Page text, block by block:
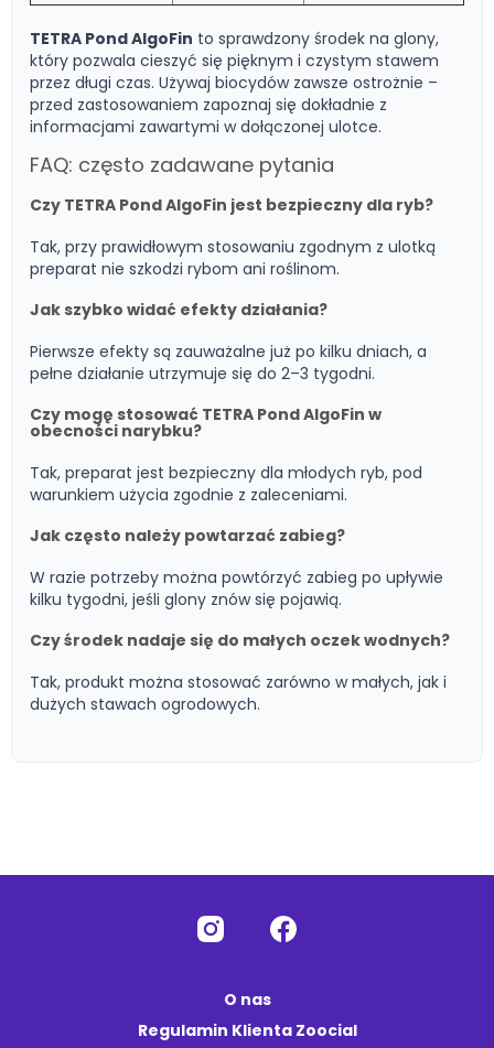
TETRA Pond AlgoFin to sprawdzony środek na glony,
który pozwala cieszyć się pięknym i czystym stawem
przez długi czas. Używaj biocydów zawsze ostrożnie –
przed zastosowaniem zapoznaj się dokładnie z
informacjami zawartymi w dołączonej ulotce.
FAQ: często zadawane pytania
Czy TETRA Pond AlgoFin jest bezpieczny dla ryb?
Tak, przy prawidłowym stosowaniu zgodnym z ulotką
preparat nie szkodzi rybom ani roślinom.
Jak szybko widać efekty działania?
Pierwsze efekty są zauważalne już po kilku dniach, a
pełne działanie utrzymuje się do 2–3 tygodni.
Czy mogę stosować TETRA Pond AlgoFin w
obecności narybku?
Tak, preparat jest bezpieczny dla młodych ryb, pod
warunkiem użycia zgodnie z zaleceniami.
Jak często należy powtarzać zabieg?
W razie potrzeby można powtórzyć zabieg po upływie
kilku tygodni, jeśli glony znów się pojawią.
Czy środek nadaje się do małych oczek wodnych?
Tak, produkt można stosować zarówno w małych, jak i
dużych stawach ogrodowych.
O nas
Regulamin Klienta Zoocial